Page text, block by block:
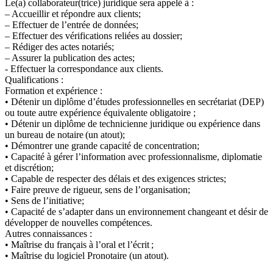
Le(a) collaborateur(trice) juridique sera appelé à :
– Accueillir et répondre aux clients;
– Effectuer de l’entrée de données;
– Effectuer des vérifications reliées au dossier;
– Rédiger des actes notariés;
– Assurer la publication des actes;
- Effectuer la correspondance aux clients.
Qualifications :
Formation et expérience :
• Détenir un diplôme d’études professionnelles en secrétariat (DEP)
ou toute autre expérience équivalente obligatoire ;
• Détenir un diplôme de technicienne juridique ou expérience dans
un bureau de notaire (un atout);
• Démontrer une grande capacité de concentration;
• Capacité à gérer l’information avec professionnalisme, diplomatie
et discrétion;
• Capable de respecter des délais et des exigences strictes;
• Faire preuve de rigueur, sens de l’organisation;
• Sens de l’initiative;
• Capacité de s’adapter dans un environnement changeant et désir de
développer de nouvelles compétences.
Autres connaissances :
• Maîtrise du français à l’oral et l’écrit ;
• Maîtrise du logiciel Pronotaire (un atout).